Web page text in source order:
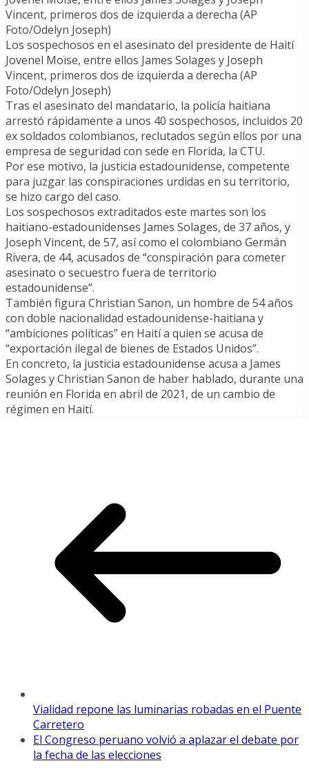
Vincent, primeros dos de izquierda a derecha (AP
Foto/Odelyn Joseph)
Los sospechosos en el asesinato del presidente de Haití
Jovenel Moïse, entre ellos James Solages y Joseph
Vincent, primeros dos de izquierda a derecha (AP
Foto/Odelyn Joseph)
Tras el asesinato del mandatario, la policía haitiana
arrestó rápidamente a unos 40 sospechosos, incluidos 20
ex soldados colombianos, reclutados según ellos por una
empresa de seguridad con sede en Florida, la CTU.
Por ese motivo, la justicia estadounidense, competente
para juzgar las conspiraciones urdidas en su territorio,
se hizo cargo del caso.
Los sospechosos extraditados este martes son los
haitiano-estadounidenses James Solages, de 37 años, y
Joseph Vincent, de 57, así como el colombiano Germán
Rivera, de 44, acusados de “conspiración para cometer
asesinato o secuestro fuera de territorio
estadounidense”.
También figura Christian Sanon, un hombre de 54 años
con doble nacionalidad estadounidense-haitiana y
“ambiciones políticas” en Haití a quien se acusa de
“exportación ilegal de bienes de Estados Unidos”.
En concreto, la justicia estadounidense acusa a James
Solages y Christian Sanon de haber hablado, durante una
reunión en Florida en abril de 2021, de un cambio de
régimen en Haití.
Vialidad repone las luminarias robadas en el Puente
Carretero
El Congreso peruano volvió a aplazar el debate por
la fecha de las elecciones